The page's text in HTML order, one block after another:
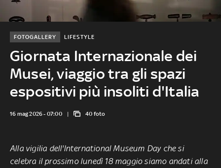
Giornata Internazionale dei
Musei, viaggio tra gli spazi
espositivi più insoliti d'Italia
LIFESTYLE
FOTOGALLERY
16 mag 2026 - 07:00 40 foto
Alla vigilia dell'International Museum Day che si
celebra il prossimo lunedì 18 maggio siamo andati alla